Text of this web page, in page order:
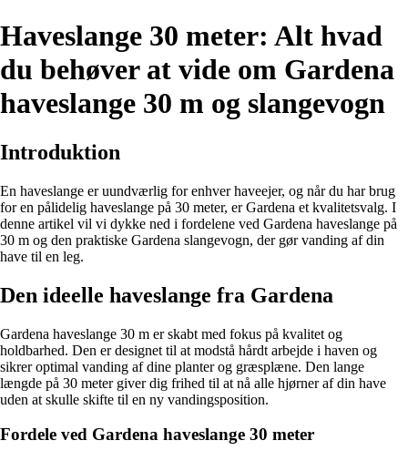
Haveslange 30 meter: Alt hvad
du behøver at vide om Gardena
haveslange 30 m og slangevogn
Introduktion
En haveslange er uundværlig for enhver haveejer, og når du har brug
for en pålidelig haveslange på 30 meter, er Gardena et kvalitetsvalg. I
denne artikel vil vi dykke ned i fordelene ved Gardena haveslange på
30 m og den praktiske Gardena slangevogn, der gør vanding af din
have til en leg.
Den ideelle haveslange fra Gardena
Gardena haveslange 30 m er skabt med fokus på kvalitet og
holdbarhed. Den er designet til at modstå hårdt arbejde i haven og
sikrer optimal vanding af dine planter og græsplæne. Den lange
længde på 30 meter giver dig frihed til at nå alle hjørner af din have
uden at skulle skifte til en ny vandingsposition.
Fordele ved Gardena haveslange 30 meter